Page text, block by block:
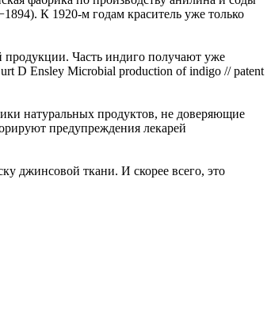
К 1920-м годам краситель уже только
продукции. Часть индиго получают уже
D Ensley Microbial production of indigo // patent
натуральных продуктов, не доверяющие
предупреждения лекарей
джинсовой ткани. И скорее всего, это